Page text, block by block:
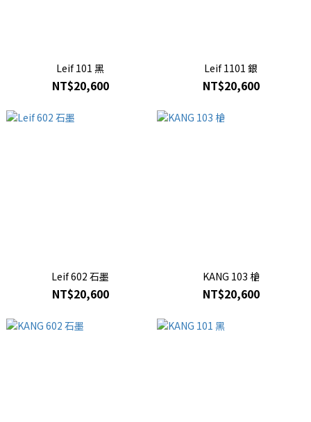
Leif 101 黑
NT$20,600
Leif 1101 銀
NT$20,600
Leif 602 石墨
NT$20,600
KANG 103 槍
NT$20,600